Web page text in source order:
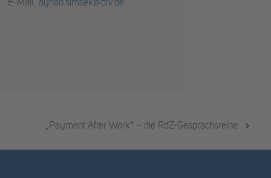
E-Mail: ayhan.simsek@dfv.de
„Payment After Work“ – die RdZ-Gesprächsreihe